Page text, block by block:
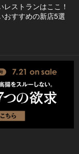
ストランはここ！
おすすめの新店5選